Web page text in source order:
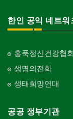
한인 공익 네트워
홍푹정신건강협회
생명의전화
생태희망연대
공공 정부기관